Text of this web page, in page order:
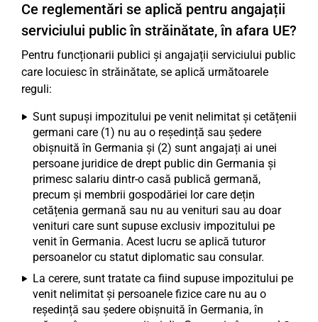
Ce reglementări se aplică pentru angajații
serviciului public în străinătate, în afara UE?
Pentru funcționarii publici și angajații serviciului public
care locuiesc în străinătate, se aplică următoarele
reguli:
Sunt supuși impozitului pe venit nelimitat și cetățenii
germani care (1) nu au o reședință sau ședere
obișnuită în Germania și (2) sunt angajați ai unei
persoane juridice de drept public din Germania și
primesc salariu dintr-o casă publică germană,
precum și membrii gospodăriei lor care dețin
cetățenia germană sau nu au venituri sau au doar
venituri care sunt supuse exclusiv impozitului pe
venit în Germania. Acest lucru se aplică tuturor
persoanelor cu statut diplomatic sau consular.
La cerere, sunt tratate ca fiind supuse impozitului pe
venit nelimitat și persoanele fizice care nu au o
reședință sau ședere obișnuită în Germania, în